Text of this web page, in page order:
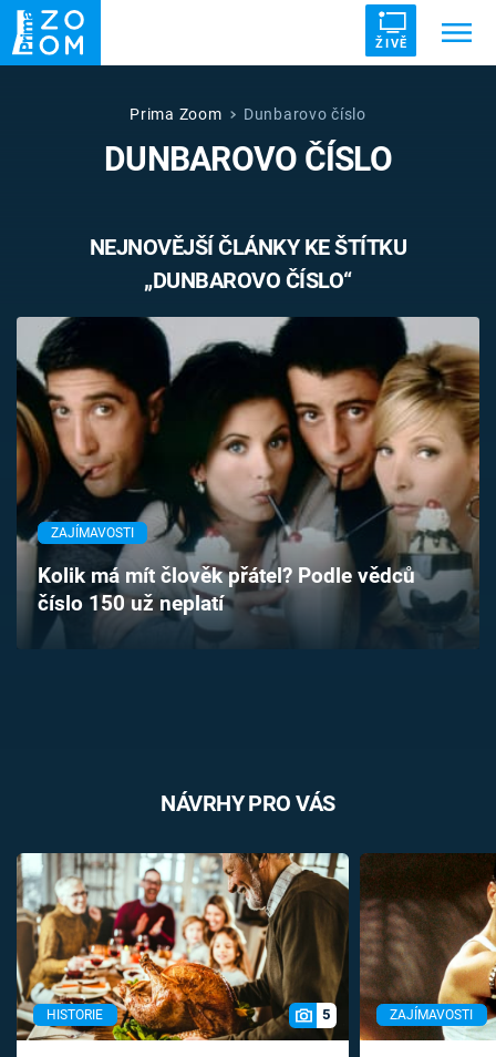
ŽIVĚ
ZRÁDCI UFO DRUHÁ SVĚTOVÁ VÁLKA
VETŘELCI DÁVNOVĚKU
Témata
Pořady
TV Program
Časopis
Sledujte prima+
Přihlášení
Prima Zoom Dunbarovo číslo
DUNBAROVO ČÍSLO
NEJNOVĚJŠÍ ČLÁNKY KE ŠTÍTKU
„DUNBAROVO ČÍSLO“
ZAJÍMAVOSTI
Kolik má mít člověk přátel? Podle vědců
číslo 150 už neplatí
NÁVRHY PRO VÁS
HISTORIE 5 ZAJÍMAVOSTI